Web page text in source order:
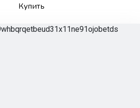
Купить